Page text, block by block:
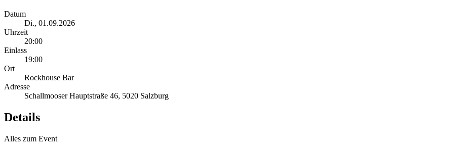
Datum
Di., 01.09.2026
Uhrzeit
20:00
Einlass
19:00
Ort
Rockhouse Bar
Adresse
Schallmooser Hauptstraße 46, 5020 Salzburg
Details
Alles zum Event